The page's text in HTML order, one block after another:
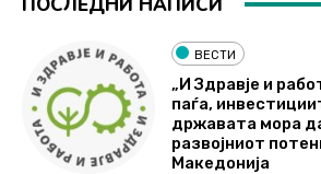
ВЕСТИ
„И Здравје и
паѓа,
државата мора
развојниот
Македонија